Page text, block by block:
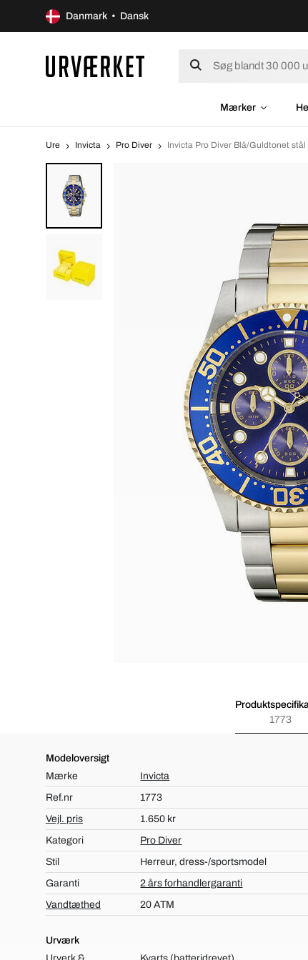
Danmark • Dansk
Mærker
Ure Invicta Pro Diver Invicta Pro Diver Blå/Guldtonet
1773
Modeloversigt
Mærke
Invicta
Ref.nr
1773
Vejl. pris
1.650 kr
Kategori
Pro Diver
Stil
Herreur, dress-/sportsmodel
Garanti
2 års forhandlergaranti
Vandtæthed
20 ATM
Urværk